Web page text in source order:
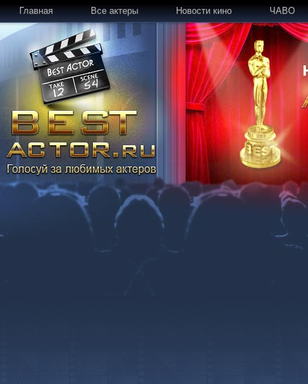
Главная Все актеры Новости кино ЧАВО